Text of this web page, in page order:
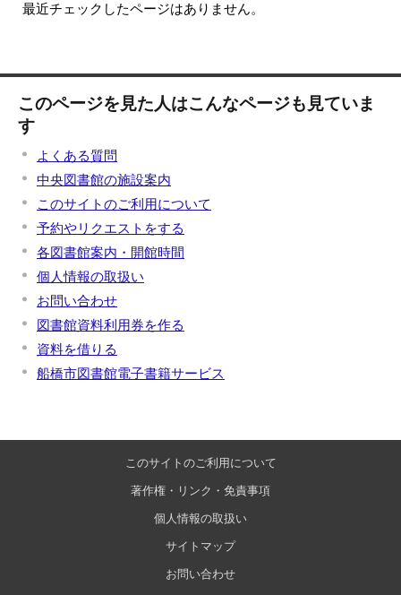
最近チェックしたページはありません。
このページを見た人はこんなページも見ていま
す
よくある質問
中央図書館の施設案内
このサイトのご利用について
予約やリクエストをする
各図書館案内・開館時間
個人情報の取扱い
お問い合わせ
図書館資料利用券を作る
資料を借りる
船橋市図書館電子書籍サービス
このサイトのご利用について
著作権・リンク・免責事項
個人情報の取扱い
サイトマップ
お問い合わせ